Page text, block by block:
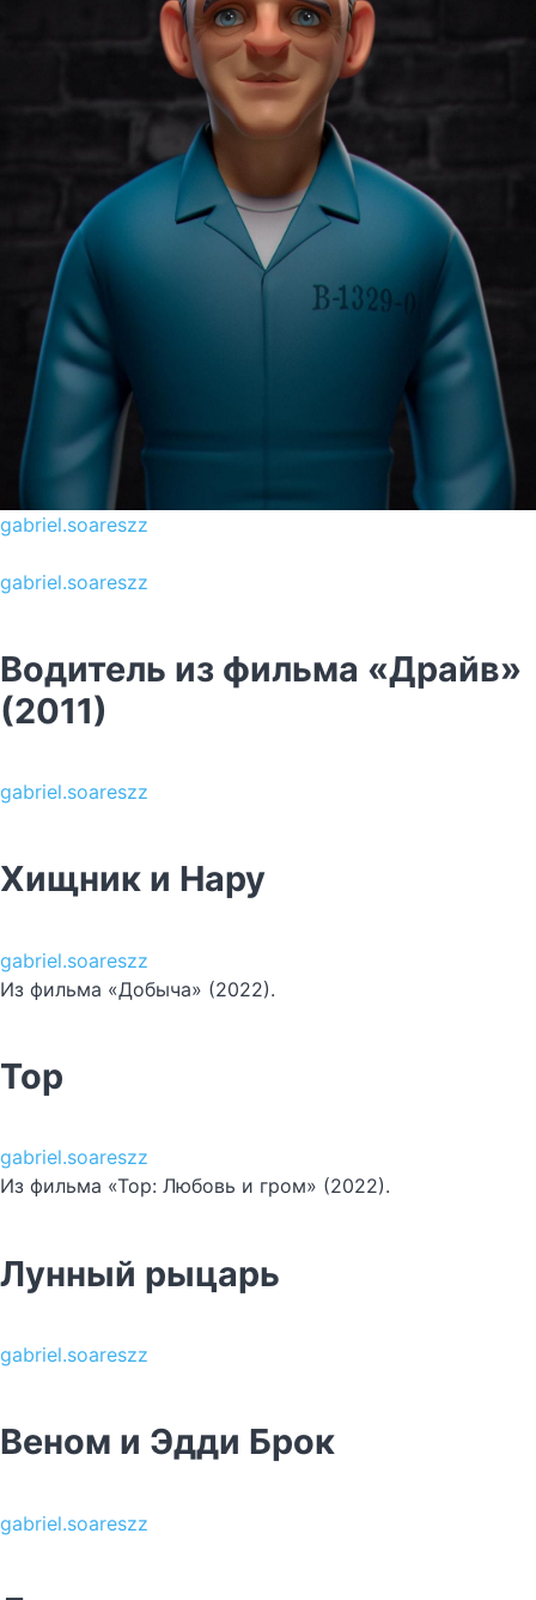
gabriel.soareszz
gabriel.soareszz
Водитель из фильма «Драйв»
(2011)
gabriel.soareszz
Хищник и Нару
gabriel.soareszz
Из фильма «Добыча» (2022).
Тор
gabriel.soareszz
Из фильма «Тор: Любовь и гром» (2022).
Лунный рыцарь
gabriel.soareszz
Веном и Эдди Брок
gabriel.soareszz